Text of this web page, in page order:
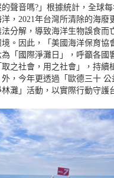
聲音嗎?」根據統計，全球
，2021年台灣所清除的海廢
分解，導致海洋生物誤食而
。因此，「美國海洋保育協
為「國際淨灘日」，呼籲各國
之社會，用之社會」，持續
外，今年更透過「歐德三十
灘」活動，以實際行動守護